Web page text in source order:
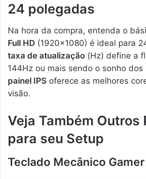
24 polegadas
Na hora da compra, entenda o
Full HD (1920×1080) é ideal para
taxa de atualização (Hz) define a
144Hz ou mais sendo o sonho dos
painel IPS oferece as melhores
visão.
Veja Também Outros
para seu Setup
Teclado Mecânico Gamer